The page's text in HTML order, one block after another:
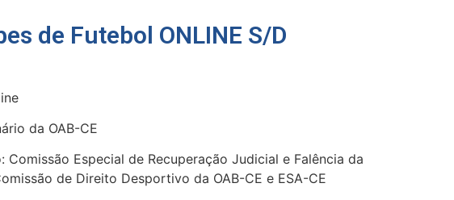
de Futebol ONLINE S/D
da OAB-CE
Comissão Especial de Recuperação Judicial e Falência da
de Direito Desportivo da OAB-CE e ESA-CE